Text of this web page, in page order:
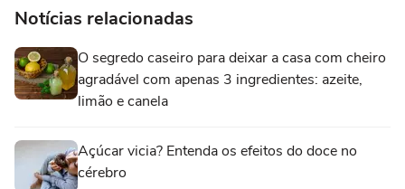
Notícias relacionadas
O segredo caseiro para deixar a casa com cheiro
agradável com apenas 3 ingredientes: azeite,
limão e canela
Açúcar vicia? Entenda os efeitos do doce no
cérebro